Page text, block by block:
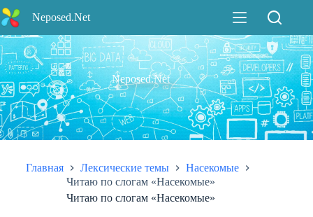
Перейти
к
сути
Neposed.Net
Neposed.Net
Главная Лексические темы
Насекомые
Читаю по слогам «Насекомые»
Читаю по слогам «Насекомые»